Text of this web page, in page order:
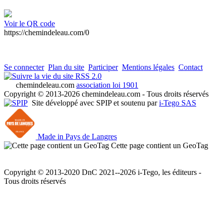
Voir le QR code
https://chemindeleau.com/0
Se connecter Plan du site Participer Mentions légales Contact
RSS 2.0
chemindeleau.com association loi 1901
Copyright © 2013-2026 chemindeleau.com - Tous droits réservés
Site développé avec SPIP et soutenu pari-Tego SAS
Made in Pays de Langres
Cette page contient un GeoTag
Copyright © 2013-2020 DnC 2021--2026 i-Tego, les éditeurs -
Tous droits réservés